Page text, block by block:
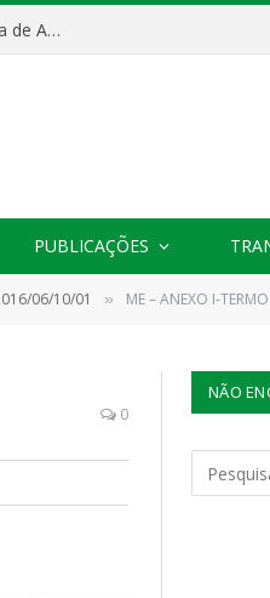
Processo Seletivo nº 001/2025 para Contratação Temporária de Agentes Comunitários de Saúde (ACS)
PUBLICAÇÕES
06/10/01 » ME – ANEXO I-
0
NÃO